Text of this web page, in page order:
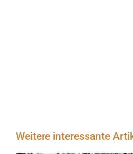
Weitere interessante